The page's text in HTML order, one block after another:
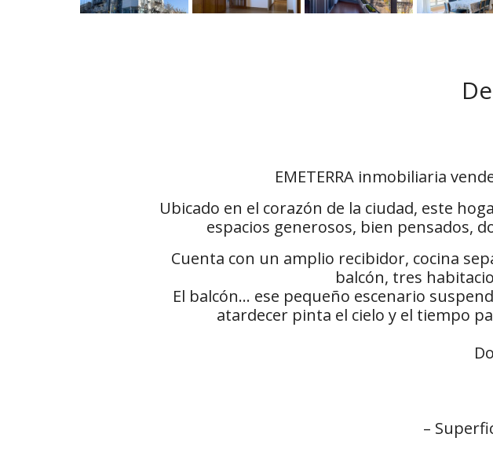
EMETERRA inmobiliaria
Ubicado en el corazón de la ciudad, este
espacios generosos, bien pensados,
Cuenta con un amplio recibidor, cocina
balcón, tres
El balcón… ese pequeño escenario
atardecer pinta el cielo y el tiempo
–